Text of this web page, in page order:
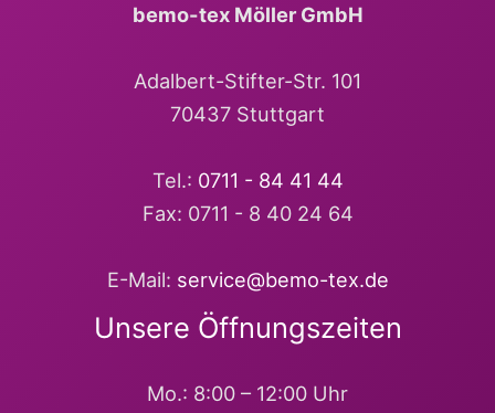
bemo-tex Möller GmbH
Adalbert-Stifter-Str. 101
70437 Stuttgart
Tel.: 0711 - 84 41 44
Fax: 0711 - 8 40 24 64
E-Mail: service@bemo-tex.de
Unsere Öffnungszeiten
Mo.: 8:00 – 12:00 Uhr